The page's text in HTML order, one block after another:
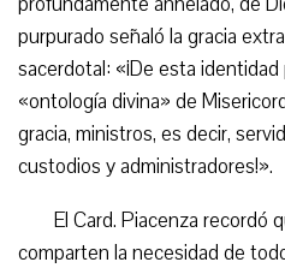
purpurado señaló la gracia
sacerdotal: «¡De esta
«ontología divina» de
gracia, ministros, es decir,
custodios y administradores!».
El Card. Piacenza recordó
comparten la necesidad de